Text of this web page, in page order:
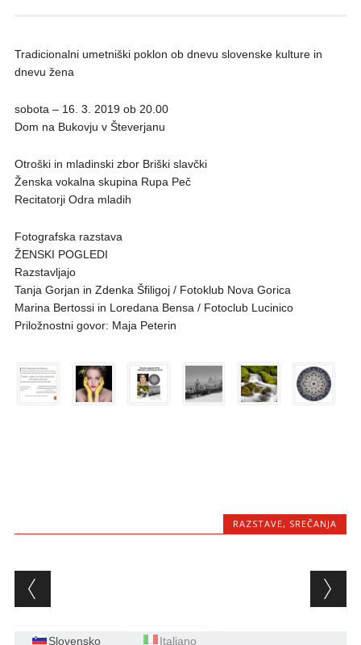
Tradicionalni umetniški poklon ob dnevu slovenske kulture in
dnevu žena
sobota – 16. 3. 2019 ob 20.00
Dom na Bukovju v Števerjanu
Otroški in mladinski zbor Briški slavčki
Ženska vokalna skupina Rupa Peč
Recitatorji Odra mladih
Fotografska razstava
ŽENSKI POGLEDI
Razstavljajo
Tanja Gorjan in Zdenka Šfiligoj / Fotoklub Nova Gorica
Marina Bertossi in Loredana Bensa / Fotoclub Lucinico
Priložnostni govor: Maja Peterin
RAZSTAVE, SREČANJA
Post navigation
Slovensko Italiano